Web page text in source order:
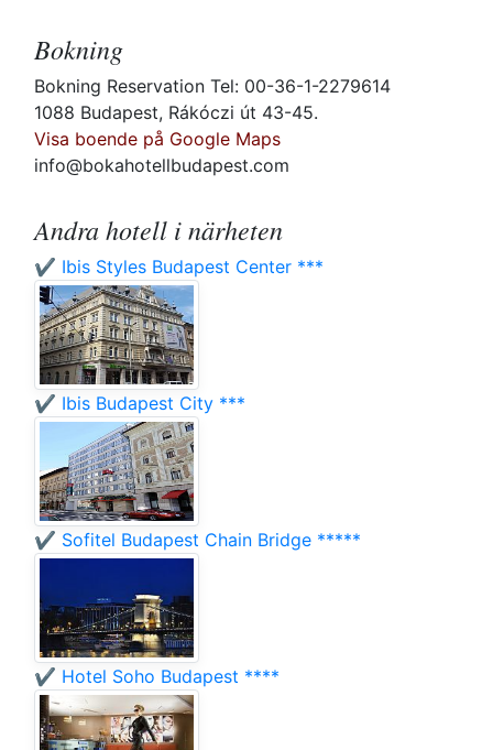
Bokning
Bokning Reservation Tel: 00-36-1-2279614
1088 Budapest, Rákóczi út 43-45.
Visa boende på Google Maps
info@bokahotellbudapest.com
Andra hotell i närheten
✔️ Ibis Styles Budapest Center ***
✔️ Ibis Budapest City ***
✔️ Sofitel Budapest Chain Bridge *****
✔️ Hotel Soho Budapest ****